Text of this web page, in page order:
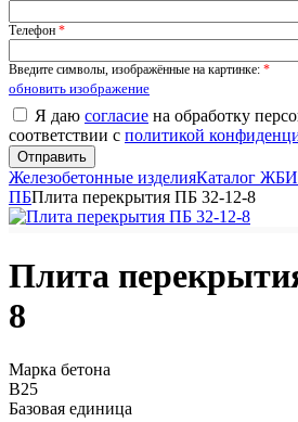
Телефон *
Введите символы, изображённые на картинке: *
обновить изображение
Я даю согласие на обработку
соответствии с политикой
Железобетонные изделияКаталог ЖБИ
ПБПлита перекрытия ПБ 32-12-8
Плита
8
Марка бетона
B25
Базовая единица